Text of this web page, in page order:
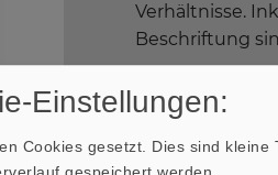
Verhältnisse.
Beschriftung
WEEE-Reg.-
Einstellungen:
Cookies gesetzt. Dies sind kleine